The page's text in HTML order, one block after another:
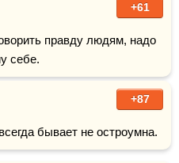
+61
правду людям, надо
себе.
+87
бывает не остроумна.